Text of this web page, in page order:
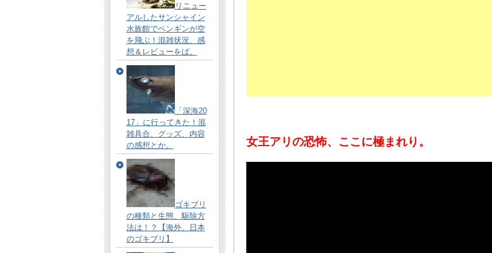
女王アリの恐怖、ここに極まれり。
リニュー
アルしたサンシャイン
水族館でペンギンが空
を飛ぶ！混雑状況、感
想＆レビューをば。
「深海20
17」に行ってきた！混
雑具合、グッズ、内容
の感想とか。
ゴキブリ
の種類と生態、駆除方
法は！？【海外、日本
のゴキブリ】
哺乳類、爬虫類、鳥、虫、UMA…。なんでもござれ！なちょっと怪しい生物図鑑ブログです。
あとたまに雑学的なネタも。